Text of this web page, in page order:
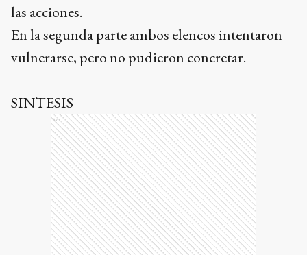
las acciones.
En la segunda parte ambos elencos intentaron
vulnerarse, pero no pudieron concretar.
SINTESIS
Ads